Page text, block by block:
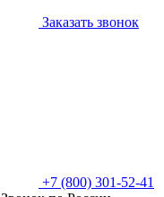
Заказать звонок
+7 (800) 301-52-41